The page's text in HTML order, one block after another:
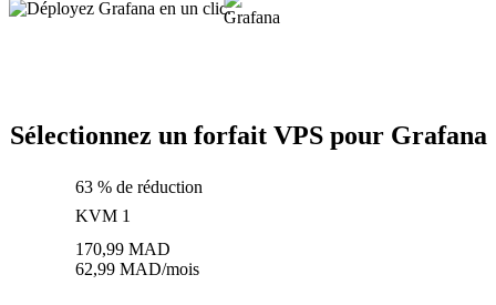
Sélectionnez un forfait VPS pour Grafana
63 % de réduction
KVM 1
170,99 MAD
62,99 MAD/mois